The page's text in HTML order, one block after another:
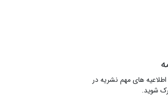
اطلاعیه های مهم نشریه در
شوید.